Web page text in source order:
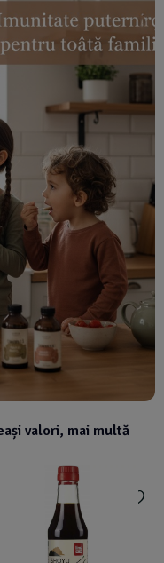
valori, mai multă